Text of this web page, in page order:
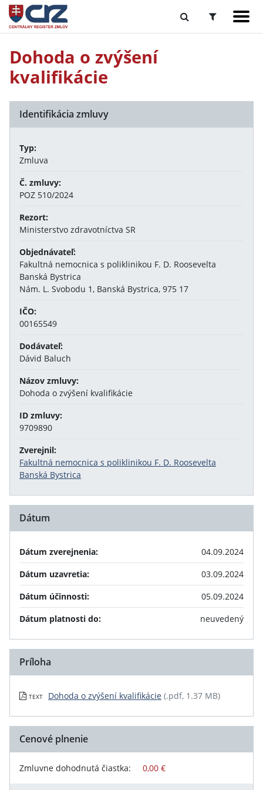
Dohoda o zvýšení
kvalifikácie
Identifikácia zmluvy
Typ:
Zmluva
Č. zmluvy:
POZ 510/2024
Rezort:
Ministerstvo zdravotníctva SR
Objednávateľ:
Fakultná nemocnica s poliklinikou F. D. Roosevelta
Banská Bystrica
Nám. L. Svobodu 1, Banská Bystrica, 975 17
IČO:
00165549
Dodávateľ:
Dávid Baluch
Názov zmluvy:
Dohoda o zvýšení kvalifikácie
ID zmluvy:
9709890
Zverejnil:
Fakultná nemocnica s poliklinikou F. D. Roosevelta
Banská Bystrica
Dátum
Dátum zverejnenia:
04.09.2024
Dátum uzavretia:
03.09.2024
Dátum účinnosti:
05.09.2024
Dátum platnosti do:
neuvedený
Príloha
TEXT Dohoda o zvýšení kvalifikácie (.pdf, 1.37 MB)
Cenové plnenie
Zmluvne dohodnutá čiastka: 0,00 €